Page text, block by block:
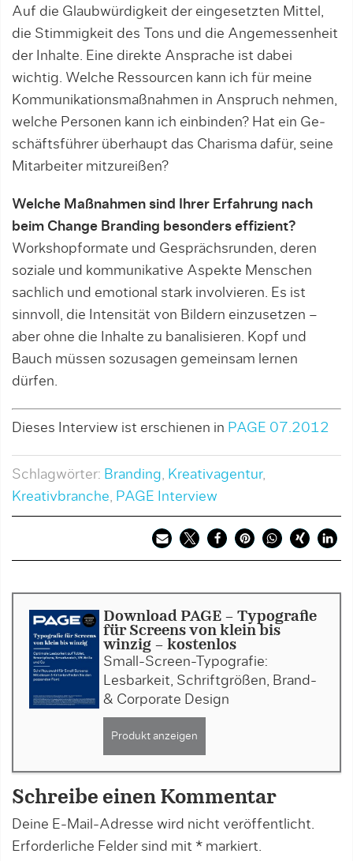
Auf die Glaubwürdigkeit der eingesetz­ten Mittel,
die Stimmigkeit des Tons und die Angemessenheit
der Inhalte. Eine direkte Ansprache ist dabei
wichtig. Welche Ressourcen kann ich für meine
Kommunikationsmaßnah­men in Anspruch nehmen,
welche Per­sonen kann ich einbinden? Hat ein Ge­
schäfts­führer überhaupt das Charisma dafür, seine
Mitarbeiter mitzureißen?
Welche Maßnahmen sind Ihrer Erfahrung nach
beim Change Branding besonders effizient?
Workshopformate und Gesprächsrunden, deren
soziale und kommunikative Aspekte Menschen
sachlich und emotional stark involvieren. Es ist
sinnvoll, die Intensität von Bildern einzusetzen –
aber ohne die Inhalte zu banalisieren. Kopf und
Bauch müssen sozusagen gemeinsam lernen
dürfen.
Dieses Interview ist erschienen in PAGE 07.2012
Schlagwörter: Branding, Kreativagentur,
Kreativbranche, PAGE Interview
Download PAGE - Typografie
für Screens von klein bis
winzig - kostenlos
Small-Screen-Typografie:
Lesbarkeit, Schriftgrößen, Brand-
& Corporate Design
Produkt anzeigen
Schreibe einen Kommentar
Deine E-Mail-Adresse wird nicht veröffentlicht.
Erforderliche Felder sind mit * markiert.